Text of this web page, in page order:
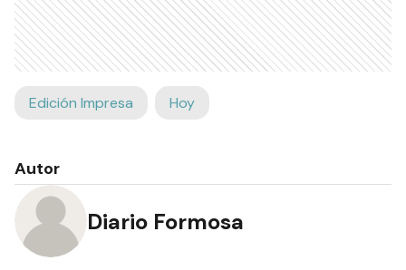
Edición Impresa Hoy
Autor
Diario Formosa